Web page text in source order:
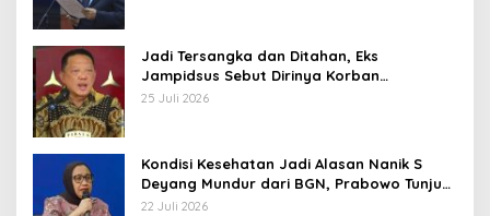
Jadi Tersangka dan Ditahan, Eks
Jampidsus Sebut Dirinya Korban
Kriminalisasi
25 Juli 2026
Kondisi Kesehatan Jadi Alasan Nanik S
Deyang Mundur dari BGN, Prabowo Tunjuk
Wamentan Sudaryono
22 Juli 2026